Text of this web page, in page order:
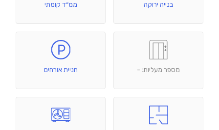
בנייה ירוקה ממ״ד קומתי
מספר מעליות: - חניית אורחים